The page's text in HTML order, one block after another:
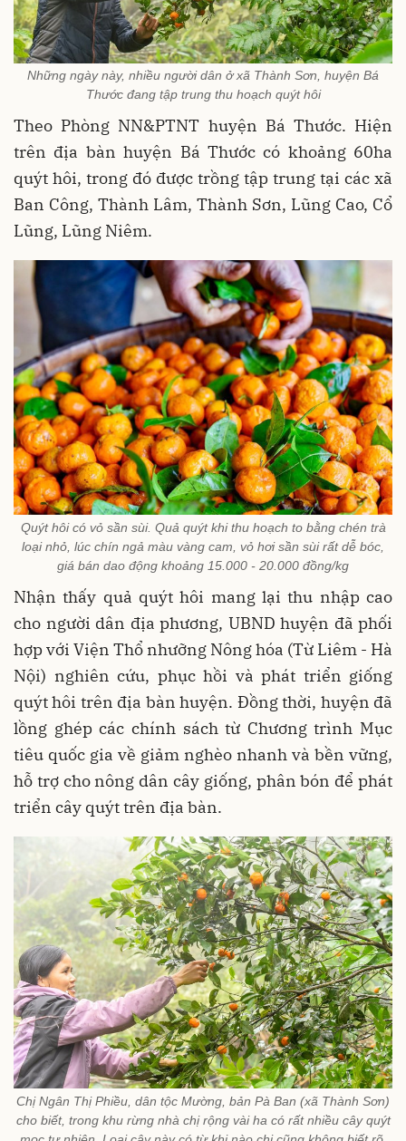
Những ngày này, nhiều người dân ở xã Thành Sơn, huyện Bá
Thước đang tập trung thu hoạch quýt hôi
Theo Phòng NN&PTNT huyện Bá Thước. Hiện
trên địa bàn huyện Bá Thước có khoảng 60ha
quýt hôi, trong đó được trồng tập trung tại các xã
Ban Công, Thành Lâm, Thành Sơn, Lũng Cao, Cổ
Lũng, Lũng Niêm.
Quýt hôi có vỏ sần sùi. Quả quýt khi thu hoạch to bằng chén trà
loại nhỏ, lúc chín ngả màu vàng cam, vỏ hơi sần sùi rất dễ bóc,
giá bán dao động khoảng 15.000 - 20.000 đồng/kg
Nhận thấy quả quýt hôi mang lại thu nhập cao
cho người dân địa phương, UBND huyện đã phối
hợp với Viện Thổ nhưỡng Nông hóa (Từ Liêm - Hà
Nội) nghiên cứu, phục hồi và phát triển giống
quýt hôi trên địa bàn huyện. Đồng thời, huyện đã
lồng ghép các chính sách từ Chương trình Mục
tiêu quốc gia về giảm nghèo nhanh và bền vững,
hỗ trợ cho nông dân cây giống, phân bón để phát
triển cây quýt trên địa bàn.
Chị Ngân Thị Phiều, dân tộc Mường, bản Pà Ban (xã Thành Sơn)
cho biết, trong khu rừng nhà chị rộng vài ha có rất nhiều cây quýt